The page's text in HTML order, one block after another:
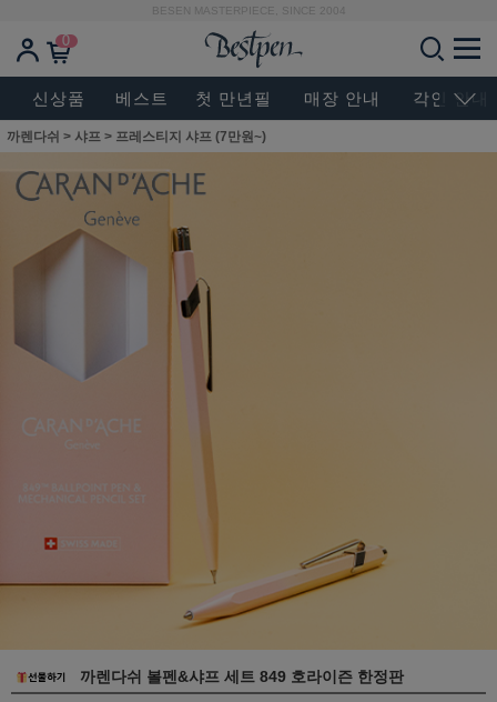
BESEN MASTERPIECE, SINCE 2004
0
신상품 베스트 첫 만년필 매장 안내 각인 안내
까렌다쉬 > 샤프 > 프레스티지 샤프 (7만원~)
까렌다쉬 볼펜&샤프 세트 849 호라이즌 한정판